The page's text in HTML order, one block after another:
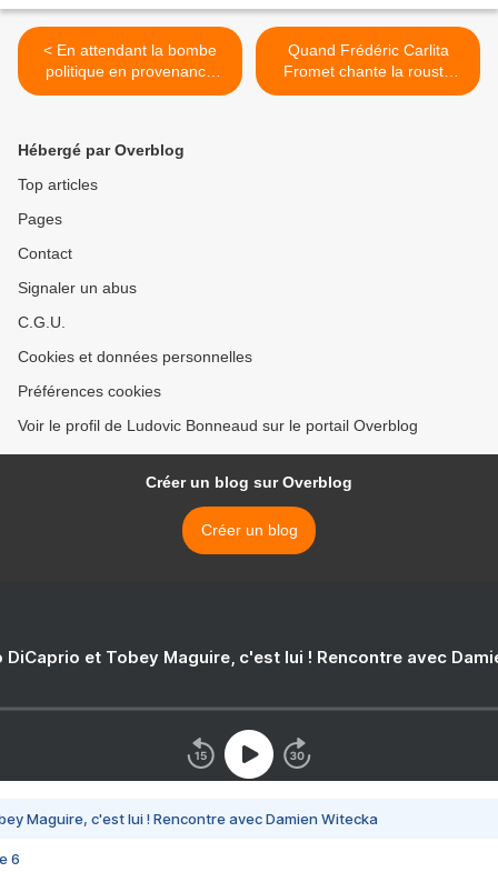
< En attendant la bombe
politique en provenance
d'Italie...
Quand Frédéric Carlita
Fromet chante la rouste
électorale de Sarkozy >
Hébergé par Overblog
Top articles
Pages
Contact
Signaler un abus
C.G.U.
Cookies et données personnelles
Préférences cookies
Voir le profil de Ludovic Bonneaud sur le portail Overblog
Créer un blog sur Overblog
Créer un blog
DiCaprio et Tobey Maguire, c'est lui ! Rencontre avec
Maguire, c'est lui ! Rencontre avec Damien Witecka
6